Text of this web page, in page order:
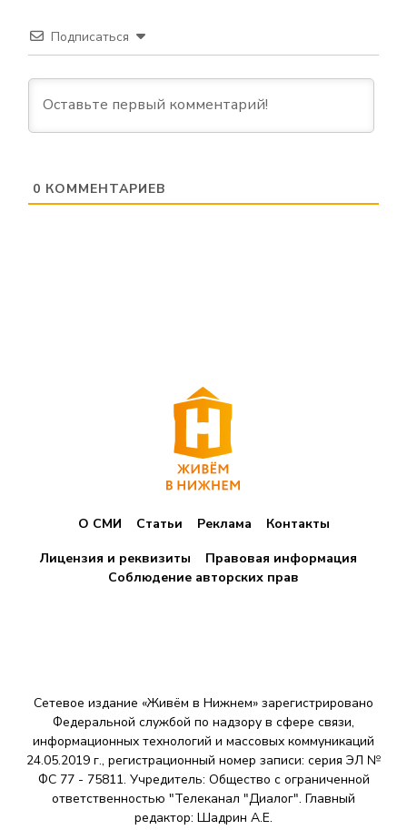
Подписаться
0 КОММЕНТАРИЕВ
О СМИ Статьи Реклама
Контакты
Лицензия и реквизиты
Правовая информация
Соблюдение авторских прав
Сетевое издание «Живём в Нижнем» зарегистрировано
Федеральной службой по надзору в сфере связи,
информационных технологий и массовых коммуникаций
24.05.2019 г., регистрационный номер записи: серия ЭЛ №
ФС 77 - 75811. Учредитель: Общество с ограниченной
ответственностью "Телеканал "Диалог". Главный
редактор: Шадрин A.E.